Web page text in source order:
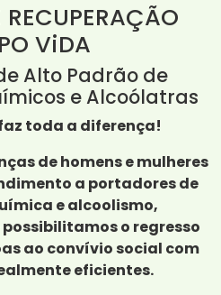
ViDA
Alto Padrão de
e Alcoólatras
toda a diferença!
de homens e mulheres
a portadores de
e alcoolismo,
o regresso
ao convívio social com
eficientes.